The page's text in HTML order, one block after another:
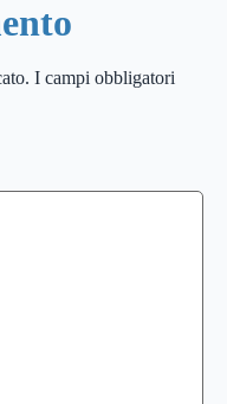
I campi obbligatori